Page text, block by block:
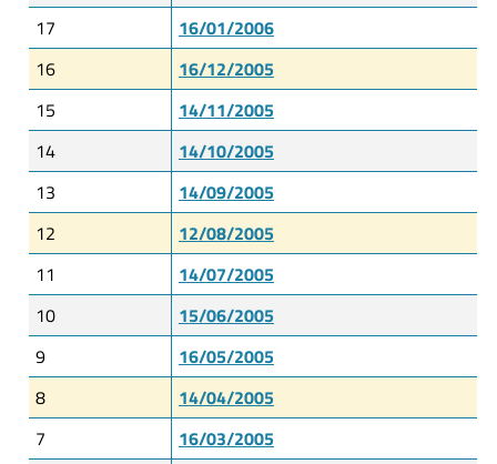
17
16/01/2006
16
16/12/2005
15
14/11/2005
14
14/10/2005
13
14/09/2005
12
12/08/2005
11
14/07/2005
10
15/06/2005
9
16/05/2005
8
14/04/2005
7
16/03/2005